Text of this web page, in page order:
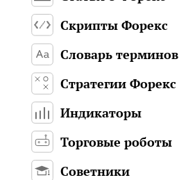
Скрипты Форекс
Словарь терминов
Стратегии Форекс
Индикаторы
Торговые роботы
Советники